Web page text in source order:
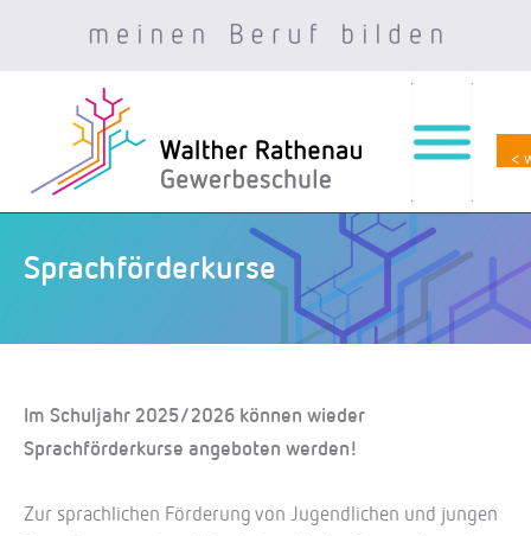
Zum
springen
<
Sprachförderkurse
Im Schuljahr 2025/2026 können wieder
Sprachförderkurse angeboten werden!
Zur sprachlichen Förderung von Jugendlichen und jungen